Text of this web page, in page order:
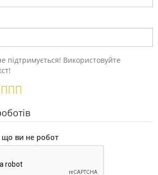
підтримується! Використовуйте
що ви не робот